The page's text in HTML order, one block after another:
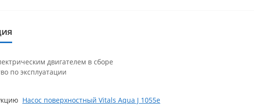
двигателем в сборе
по эксплуатации
Насос поверхностный Vitals Аqua J 1055e